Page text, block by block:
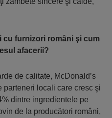
cu furnizori români şi cum
afacerii?
de calitate, McDonald’s
parteneri locali care cresc şi
dintre ingredientele pe
de la producători români,